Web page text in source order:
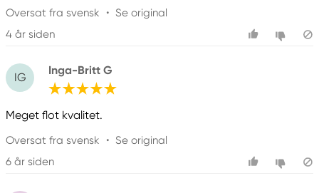
Oversat fra svensk • Se original
4 år siden
IG
Inga-Britt G
Meget flot kvalitet.
Oversat fra svensk • Se original
6 år siden